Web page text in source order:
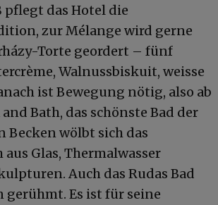
pflegt das Hotel die
zur Mélange wird gerne
Torte geordert – fünf
Walnussbiskuit, weisse
ist Bewegung nötig, also ab
Bath, das schönste Bad der
Becken wölbt sich das
Glas, Thermalwasser
Auch das Rudas Bad
gerühmt. Es ist für seine